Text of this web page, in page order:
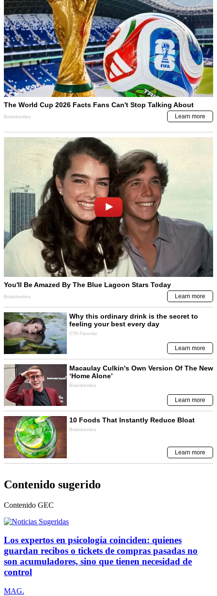
Contenido sugerido
Contenido GEC
Los expertos en psicología coinciden: quienes
guardan recibos o tickets de compras pasadas no
son acumuladores, sino que tienen necesidad de
control
MAG.